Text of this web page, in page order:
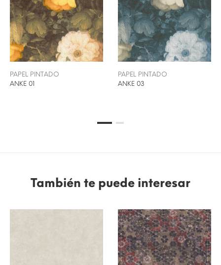
PAPEL PINTADO
ANKE 01
PAPEL PINTADO
ANKE 03
También te puede interesar